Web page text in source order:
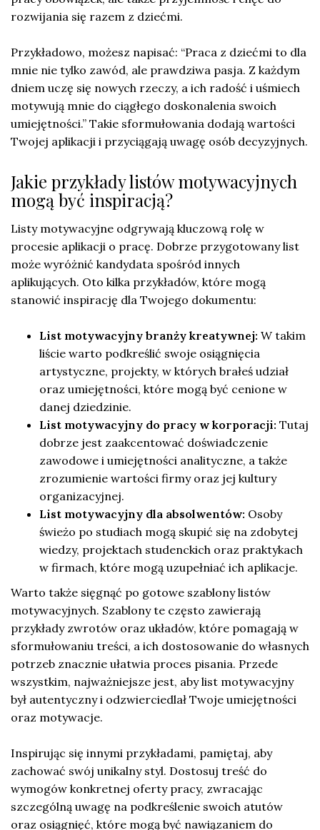
rozwijania się razem z dziećmi.
Przykładowo, możesz napisać: “Praca z dziećmi to dla
mnie nie tylko zawód, ale prawdziwa pasja. Z każdym
dniem uczę się nowych rzeczy, a ich radość i uśmiech
motywują mnie do ciągłego doskonalenia swoich
umiejętności.” Takie sformułowania dodają wartości
Twojej aplikacji i przyciągają uwagę osób decyzyjnych.
Jakie przykłady listów motywacyjnych
mogą być inspiracją?
Listy motywacyjne odgrywają kluczową rolę w
procesie aplikacji o pracę. Dobrze przygotowany list
może wyróżnić kandydata spośród innych
aplikujących. Oto kilka przykładów, które mogą
stanowić inspirację dla Twojego dokumentu:
List motywacyjny branży kreatywnej: W takim
liście warto podkreślić swoje osiągnięcia
artystyczne, projekty, w których brałeś udział
oraz umiejętności, które mogą być cenione w
danej dziedzinie.
List motywacyjny do pracy w korporacji: Tutaj
dobrze jest zaakcentować doświadczenie
zawodowe i umiejętności analityczne, a także
zrozumienie wartości firmy oraz jej kultury
organizacyjnej.
List motywacyjny dla absolwentów: Osoby
świeżo po studiach mogą skupić się na zdobytej
wiedzy, projektach studenckich oraz praktykach
w firmach, które mogą uzupełniać ich aplikacje.
Warto także sięgnąć po gotowe szablony listów
motywacyjnych. Szablony te często zawierają
przykłady zwrotów oraz układów, które pomagają w
sformułowaniu treści, a ich dostosowanie do własnych
potrzeb znacznie ułatwia proces pisania. Przede
wszystkim, najważniejsze jest, aby list motywacyjny
był autentyczny i odzwierciedlał Twoje umiejętności
oraz motywacje.
Inspirując się innymi przykładami, pamiętaj, aby
zachować swój unikalny styl. Dostosuj treść do
wymogów konkretnej oferty pracy, zwracając
szczególną uwagę na podkreślenie swoich atutów
oraz osiągnięć, które mogą być nawiązaniem do